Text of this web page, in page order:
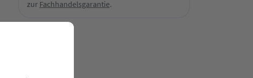
zur Fachhandelsgarantie.